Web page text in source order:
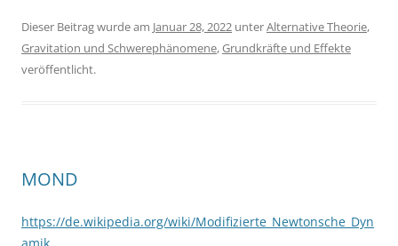
Dieser Beitrag wurde am Januar 28, 2022 unterAlternative Theorie,
Gravitation und Schwerephänomene,Grundkräfte und Effekte
veröffentlicht.
MOND
https://de.wikipedia.org/wiki/Modifizierte_Newtonsche_Dyn